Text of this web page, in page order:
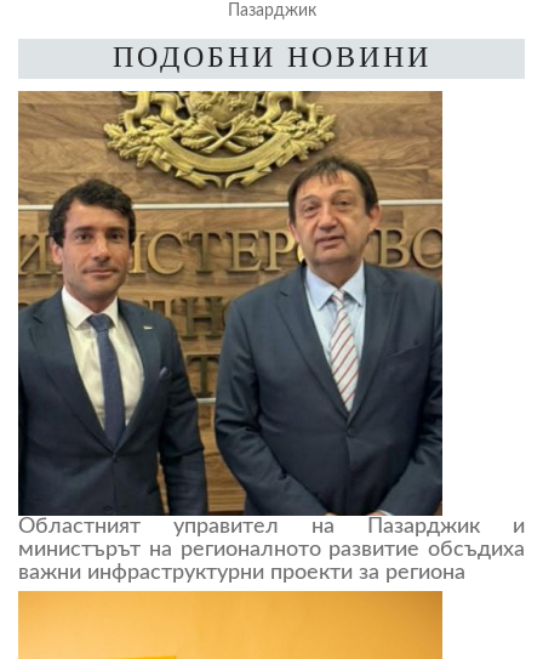
Пазарджик
ПОДОБНИ НОВИНИ
Областният управител на Пазарджик и
министърът на регионалното развитие обсъдиха
важни инфраструктурни проекти за региона